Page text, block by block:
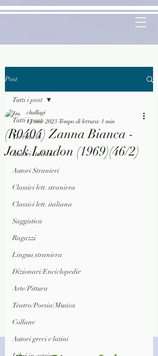
Post
Tutti i post
Territorio
Autori Italiani
Autori Stranieri
Classici lett. straniera
Classici lett. italiana
Saggistica
Ragazzi
Lingua straniera
Dizionari/Enciclopedie
Arte/Pittura
Teatro/Poesia/Musica
Collane
Autori greci e latini
Tutti i post
(R0404) Zanna Bianca -
Jack London (1969)(46/2)
challagi
13 mar 2023 Tempo di lettura: 1 min